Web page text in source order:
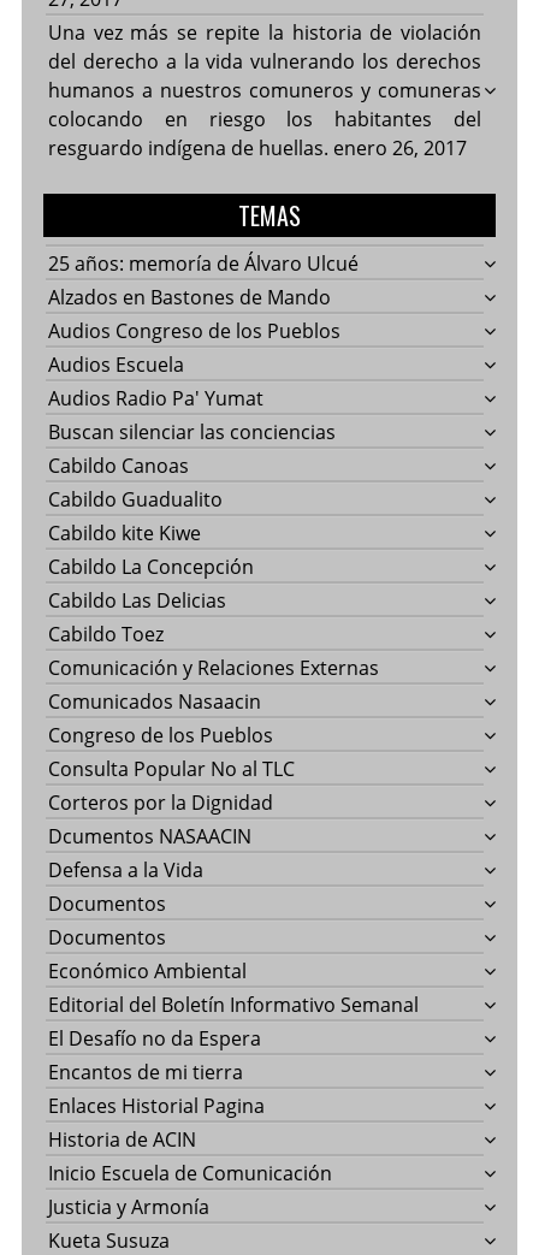
Una vez más se repite la historia de violación
del derecho a la vida vulnerando los derechos
humanos a nuestros comuneros y comuneras
colocando en riesgo los habitantes del
resguardo indígena de huellas. enero 26, 2017
TEMAS
25 años: memoría de Álvaro Ulcué
Alzados en Bastones de Mando
Audios Congreso de los Pueblos
Audios Escuela
Audios Radio Pa' Yumat
Buscan silenciar las conciencias
Cabildo Canoas
Cabildo Guadualito
Cabildo kite Kiwe
Cabildo La Concepción
Cabildo Las Delicias
Cabildo Toez
Comunicación y Relaciones Externas
Comunicados Nasaacin
Congreso de los Pueblos
Consulta Popular No al TLC
Corteros por la Dignidad
Dcumentos NASAACIN
Defensa a la Vida
Documentos
Documentos
Económico Ambiental
Editorial del Boletín Informativo Semanal
El Desafío no da Espera
Encantos de mi tierra
Enlaces Historial Pagina
Historia de ACIN
Inicio Escuela de Comunicación
Justicia y Armonía
Kueta Susuza